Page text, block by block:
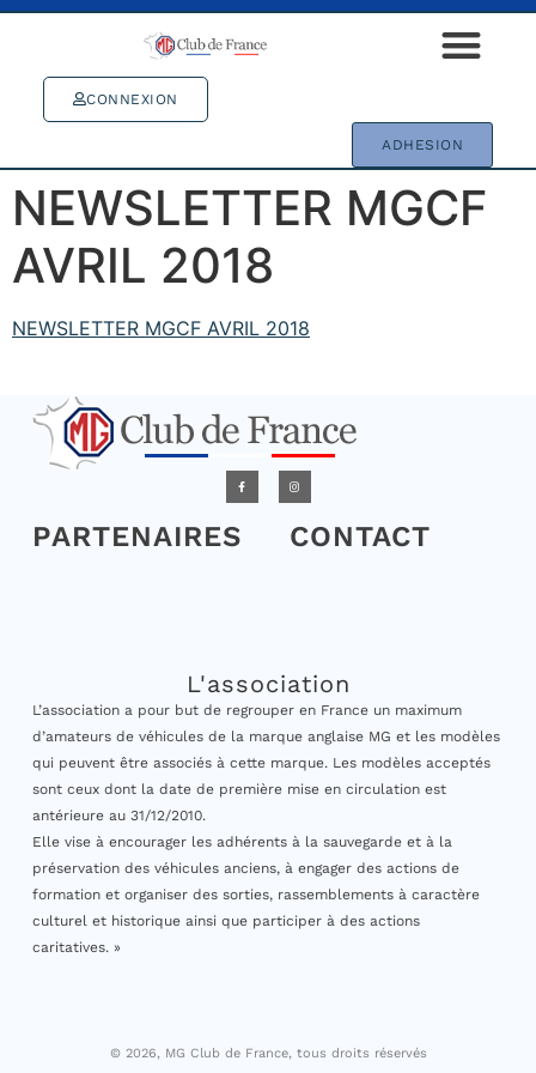
CONNEXION
ADHESION
NEWSLETTER MGCF
AVRIL 2018
NEWSLETTER MGCF AVRIL 2018
PARTENAIRES CONTACT
L'association
L’association a pour but de regrouper en France un maximum
d’amateurs de véhicules de la marque anglaise MG et les modèles
qui peuvent être associés à cette marque. Les modèles acceptés
sont ceux dont la date de première mise en circulation est
antérieure au 31/12/2010.
Elle vise à encourager les adhérents à la sauvegarde et à la
préservation des véhicules anciens, à engager des actions de
formation et organiser des sorties, rassemblements à caractère
culturel et historique ainsi que participer à des actions
caritatives. »
© 2026, MG Club de France, tous droits réservés